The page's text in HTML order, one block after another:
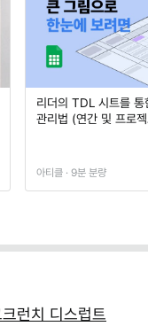
리더의 TDL 시트를
관리법 (연간 및 프로
아티클 · 9분 분량
런치 디스럽트